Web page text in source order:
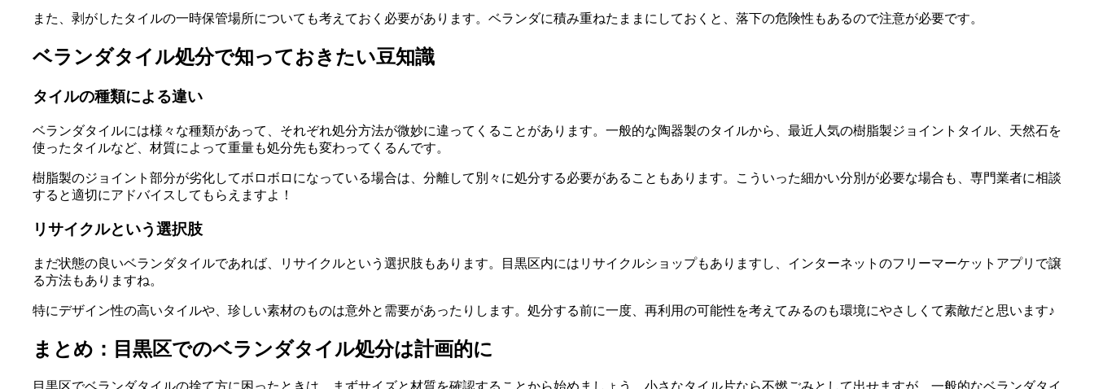
また、剥がしたタイルの一時保管場所についても考えておく必要があります。ベランダに積み重ねたままにしておくと、落下の危険性もあるので注意が必要です。
ベランダタイル処分で知っておきたい豆知識
タイルの種類による違い
ベランダタイルには様々な種類があって、それぞれ処分方法が微妙に違ってくることがあります。一般的な陶器製のタイルから、最近人気の樹脂製ジョイントタイル、天然石を
使ったタイルなど、材質によって重量も処分先も変わってくるんです。
樹脂製のジョイント部分が劣化してボロボロになっている場合は、分離して別々に処分する必要があることもあります。こういった細かい分別が必要な場合も、専門業者に相談
すると適切にアドバイスしてもらえますよ！
リサイクルという選択肢
まだ状態の良いベランダタイルであれば、リサイクルという選択肢もあります。目黒区内にはリサイクルショップもありますし、インターネットのフリーマーケットアプリで譲
る方法もありますね。
特にデザイン性の高いタイルや、珍しい素材のものは意外と需要があったりします。処分する前に一度、再利用の可能性を考えてみるのも環境にやさしくて素敵だと思います♪
まとめ：目黒区でのベランダタイル処分は計画的に
目黒区でベランダタイルの捨て方に困ったときは、まずサイズと材質を確認することから始めましょう。小さなタイル片なら不燃ごみとして出せますが、一般的なベランダタイ